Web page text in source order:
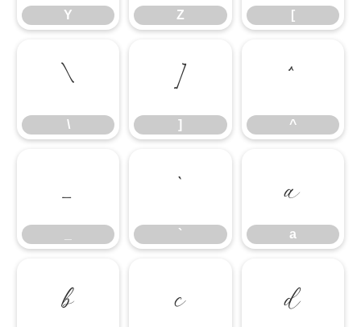
Y Z [
\
\
]
]
^
^
_ `
`
a
a
b c d